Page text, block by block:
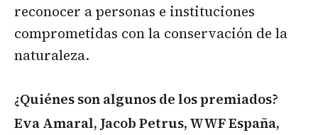
reconocer a personas e instituciones
comprometidas con la conservación de la
naturaleza.
¿Quiénes son algunos de los premiados?
Eva Amaral, Jacob Petrus, WWF España,